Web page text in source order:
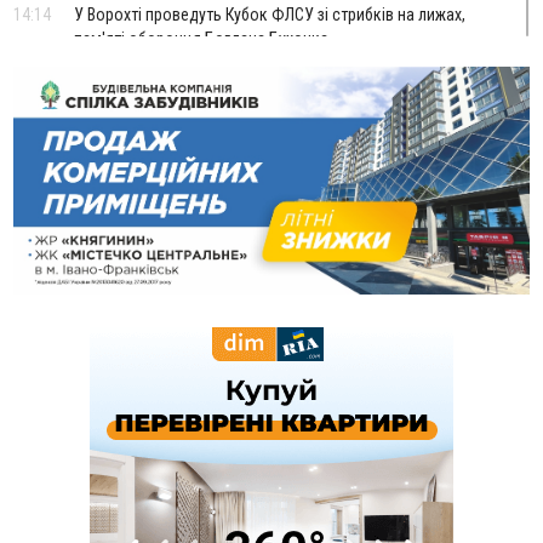
14:14
У Ворохті проведуть Кубок ФЛСУ зі стрибків на лижах,
пам'яті оборонця Богдана Бухонка
На Калущині розшукали чоловіка, який три дні
блукав у лісі
13:14
Боднар розповів про реакцію влади Польщі на атаки на
українців та про зміни після 23 серпня
12:31
ВІДЕО "Едельвейси" щемливо привітали рідну Коломию з
Днем міста
11:55
Вчора у Франківську, Коломиї, Долині та Яремче
зафіксували рекордну спеку
11:45
У Надвірній п'яна жінка побила малолітнього хлопчика: суд
У басейні Дністра встановилася гідрологічна посуха - рівні
води наблизилися до найнижчих показників
У Бурштині поблизу АЗС сталася масова бійка, поліція
з'ясовує обставини
ФОП із Житомира після купівлі права вимоги за 120
тисяч позивається до Франківська на понад 20 млн грн
У горах біля Осмолоди за допомогою БПЛА розшукали
двох жінок, які заблукали під час збирання ягід